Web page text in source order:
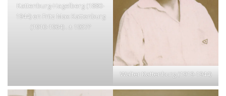
Kattenburg-Hagelberg (1880-
1944) en Fritz Max Kattenburg
(1910-1964) . ± 1937?
Walter Kattenburg (1919-1944)